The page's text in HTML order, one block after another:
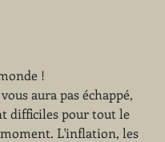
!
aura pas échappé,
difficiles pour tout le
L'inflation, les